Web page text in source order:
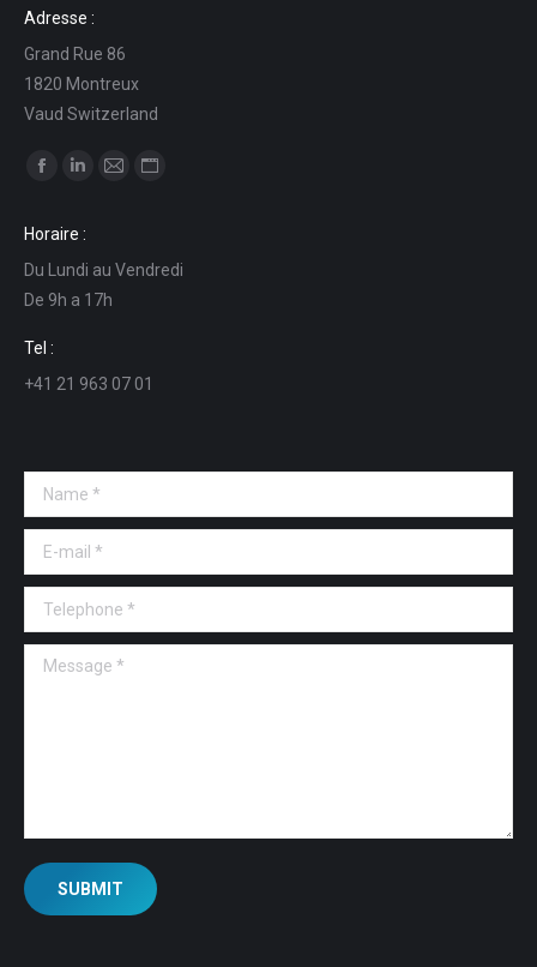
Adresse :
Grand Rue 86
1820 Montreux
Vaud Switzerland
Find us on:
opens
in
new
window
opens
in
new
in
in
Horaire :
Du Lundi au Vendredi
De 9h a 17h
Tel :
+41 21 963 07 01
Name *
E-mail *
Telephone *
Message *
SUBMIT